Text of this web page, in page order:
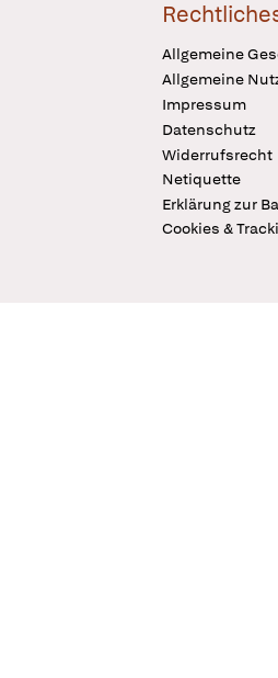
Allgemeine
Allgemeine
Impressum
Datenschutz
Widerrufsrecht
Netiquette
Erklärung zur
Cookies &